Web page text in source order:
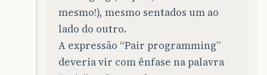
mesmo!), mesmo sentados um ao
lado do outro.
A expressão “Pair programming”
deveria vir com ênfase na palavra